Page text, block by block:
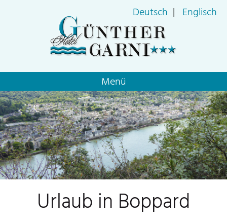
überspringen
Menü
Deutsch Englisch
Urlaub in Boppard